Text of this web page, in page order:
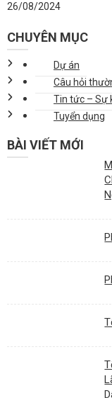
26/08/2024
CHUYÊN MỤC
Dự án
Câu hỏi
Tin tức – Sự
Tuyển dụng
BÀI VIẾT MỚI